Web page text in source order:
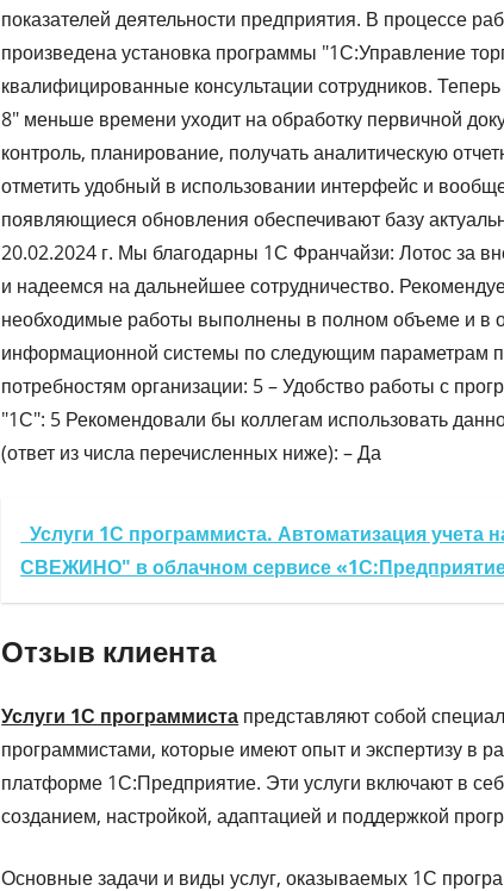
показателей деятельности предприятия. В процессе
произведена установка программы "1С:Управление
квалифицированные консультации сотрудников.
8" меньше времени уходит на обработку первичной
контроль, планирование, получать аналитическую
отметить удобный в использовании интерфейс и
появляющиеся обновления обеспечивают базу
20.02.2024 г. Мы благодарны 1С Франчайзи: Лотос за
и надеемся на дальнейшее сотрудничество.
необходимые работы выполнены в полном объеме и в
информационной системы по следующим параметрам
потребностям организации: 5 – Удобство работы с
"1С": 5 Рекомендовали бы коллегам использовать
(ответ из числа перечисленных ниже): – Да
Услуги 1С программиста. Автоматизация
СВЕЖИНО" в облачном сервисе «1С:Предприятие
Отзыв клиента
Услуги 1С программиста представляют собой
программистами, которые имеют опыт и экспертизу в
платформе 1С:Предприятие. Эти услуги включают в
созданием, настройкой, адаптацией и поддержкой
Основные задачи и виды услуг, оказываемых 1С